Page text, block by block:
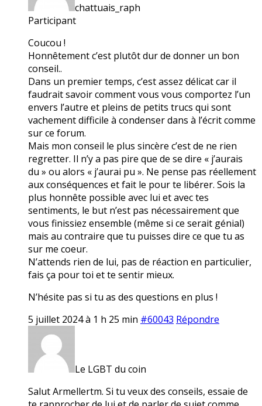
chattuais_raph
Participant
Coucou !
Honnêtement c’est plutôt dur de donner un bon
conseil..
Dans un premier temps, c’est assez délicat car il
faudrait savoir comment vous vous comportez l’un
envers l’autre et pleins de petits trucs qui sont
vachement difficile à condenser dans à l’écrit comme
sur ce forum.
Mais mon conseil le plus sincère c’est de ne rien
regretter. Il n’y a pas pire que de se dire « j’aurais
du » ou alors « j’aurai pu ». Ne pense pas réellement
aux conséquences et fait le pour te libérer. Sois la
plus honnête possible avec lui et avec tes
sentiments, le but n’est pas nécessairement que
vous finissiez ensemble (même si ce serait génial)
mais au contraire que tu puisses dire ce que tu as
sur me coeur.
N’attends rien de lui, pas de réaction en particulier,
fais ça pour toi et te sentir mieux.
N’hésite pas si tu as des questions en plus !
5 juillet 2024 à 1 h 25 min #60043 Répondre
Le LGBT du coin
Salut Armellertm. Si tu veux des conseils, essaie de